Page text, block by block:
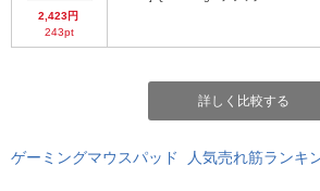
2,423円
243pt
詳しく比較する
ゲーミングマウスパッド 人気売れ筋ランキ